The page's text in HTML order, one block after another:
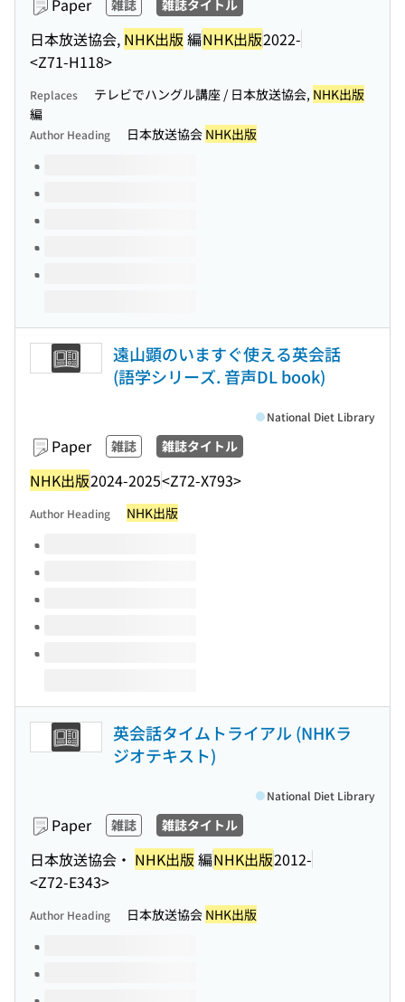
Paper 雑誌 雑誌タイトル
日本放送協会, NHK出版 編NHK出版2022-
<Z71-H118>
Replaces テレビでハングル講座 / 日本放送協会, NHK出版
編
Author Heading 日本放送協会 NHK出版
Volumes of this title
遠山顕のいますぐ使える英会話
(語学シリーズ. 音声DL book)
Paper 雑誌 雑誌タイトル
NHK出版2024-2025<Z72-X793>
National Diet Library
Author Heading NHK出版
Volumes of this title
英会話タイムトライアル (NHKラ
ジオテキスト)
Paper 雑誌 雑誌タイトル
日本放送協会・ NHK出版 編NHK出版2012-
<Z72-E343>
National Diet Library
Author Heading 日本放送協会 NHK出版
Volumes of this title